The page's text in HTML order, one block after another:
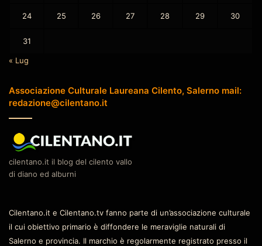
24 25 26 27 28 29 30
31
« Lug
Associazione Culturale Laureana Cilento, Salerno mail:
redazione@cilentano.it
cilentano.it il blog del cilento vallo
di diano ed alburni
Cilentano.it e Cilentano.tv fanno parte di un’associazione culturale
il cui obiettivo primario è diffondere le meraviglie naturali di
Salerno e provincia. Il marchio è regolarmente registrato presso il